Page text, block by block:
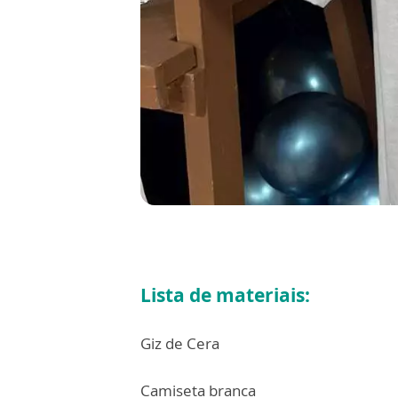
Lista de materiais:
Giz de Cera
Camiseta branca